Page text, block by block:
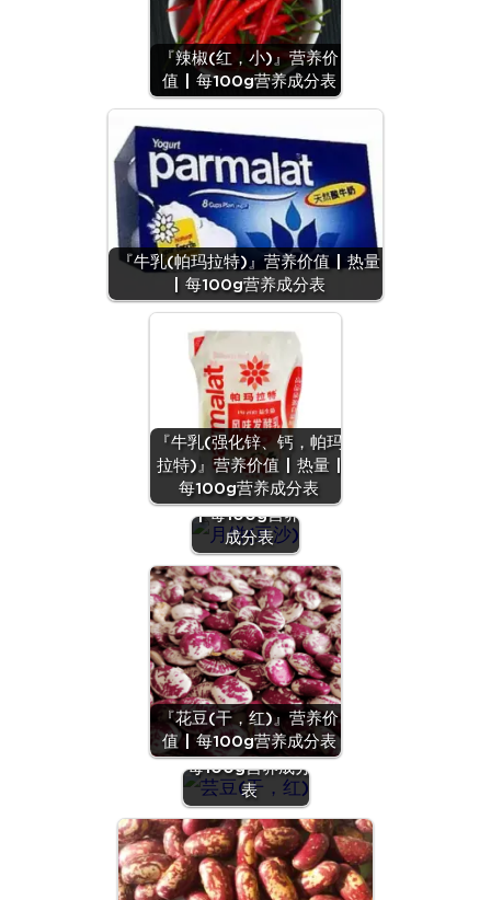
『辣椒(红，小)』营养价
值 | 每100g营养成分表
『牛乳(帕玛拉特)』营养价值 | 热量
| 每100g营养成分表
『牛乳(强化锌、钙，帕玛
拉特)』营养价值 | 热量 |
每100g营养成分表
『月饼(豆
沙)』营养价值
| 每100g营养
成分表
『花豆(干，红)』营养价
值 | 每100g营养成分表
『芸豆(干，
红)』营养价值 |
每100g营养成分
表